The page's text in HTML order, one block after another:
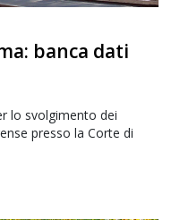
banca dati
lo svolgimento dei
presso la Corte di